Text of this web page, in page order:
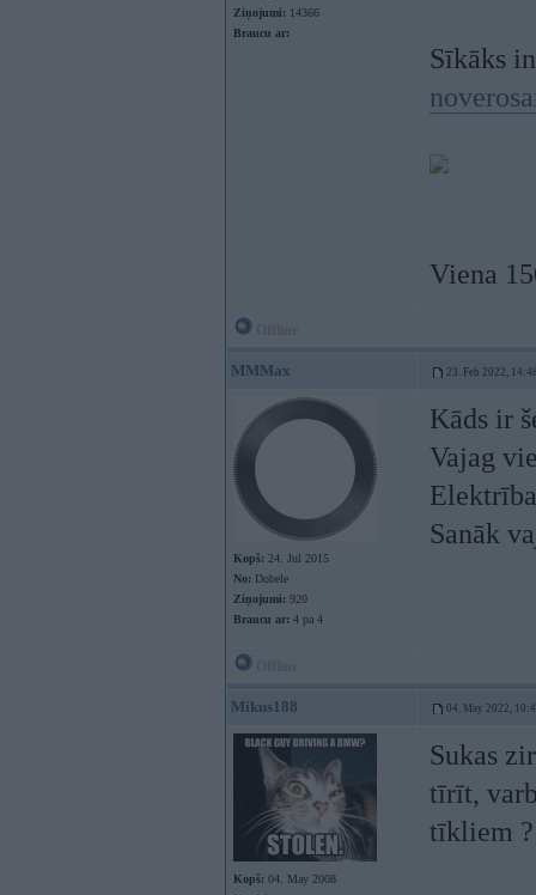
Ziņojumi: 14366
Braucu ar:
Sīkāks
Viena
MMMax 23. Feb 2022,
Kopš: 24. Jul 2015
No: Dobele
Ziņojumi: 920
Braucu ar: 4 pa 4
Kāds ir
Vajag
Sanāk
Mikus188 04. May 2022,
Kopš: 04. May 2008
Sukas
tīrīt,
tīkliem